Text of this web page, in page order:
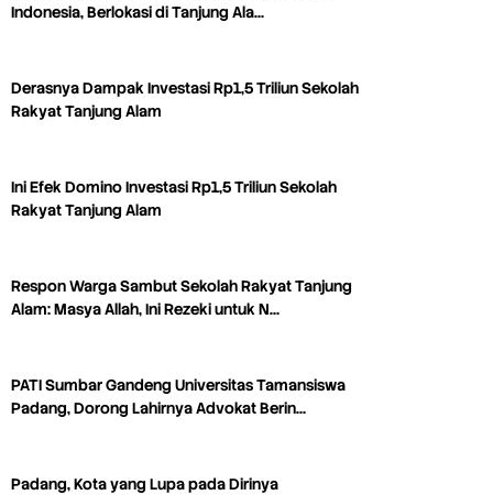
Indonesia, Berlokasi di Tanjung Ala…
Derasnya Dampak Investasi Rp1,5 Triliun Sekolah
Rakyat Tanjung Alam
Ini Efek Domino Investasi Rp1,5 Triliun Sekolah
Rakyat Tanjung Alam
Respon Warga Sambut Sekolah Rakyat Tanjung
Alam: Masya Allah, Ini Rezeki untuk N…
PATI Sumbar Gandeng Universitas Tamansiswa
Padang, Dorong Lahirnya Advokat Berin…
Padang, Kota yang Lupa pada Dirinya